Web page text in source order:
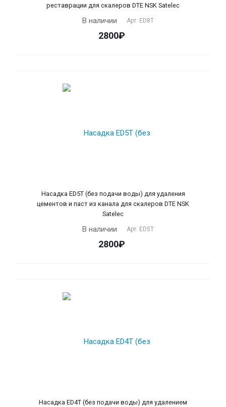
реставрации для скалеров DTE NSK Satelec
В наличии Арт. ЕD8T
2800₽
Насадка ЕD5T (без подачи воды) для удаления
цементов и паст из канала для скалеров DTE NSK
Satelec
В наличии Арт. ED5T
2800₽
Насадка ЕD4T (без подачи воды) для удалением